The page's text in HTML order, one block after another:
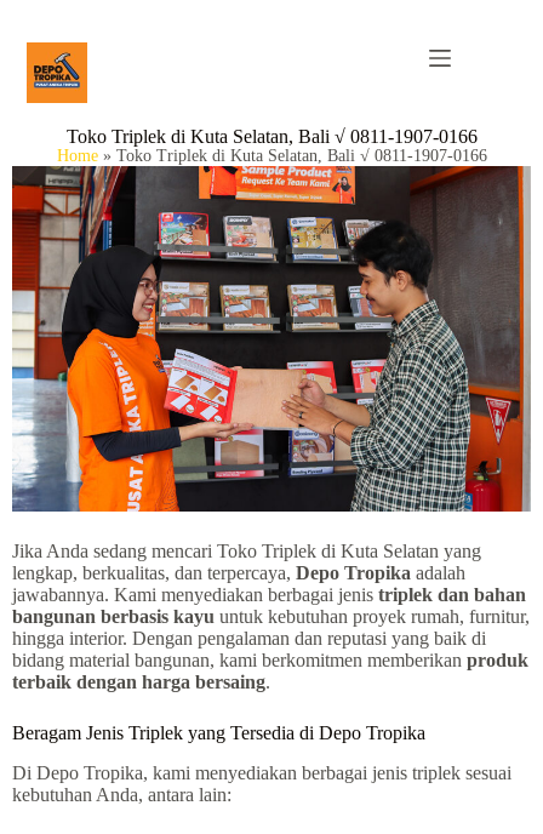
Toko Triplek di Kuta Selatan, Bali √ 0811-1907-0166
Home» Toko Triplek di Kuta Selatan, Bali √ 0811-1907-0166
Jika Anda sedang mencari Toko Triplek di Kuta Selatan yang
lengkap, berkualitas, dan terpercaya, Depo Tropika adalah
jawabannya. Kami menyediakan berbagai jenis triplek dan bahan
bangunan berbasis kayu untuk kebutuhan proyek rumah, furnitur,
hingga interior. Dengan pengalaman dan reputasi yang baik di
bidang material bangunan, kami berkomitmen memberikan produk
terbaik dengan harga bersaing.
Beragam Jenis Triplek yang Tersedia di Depo Tropika
Di Depo Tropika, kami menyediakan berbagai jenis triplek sesuai
kebutuhan Anda, antara lain: